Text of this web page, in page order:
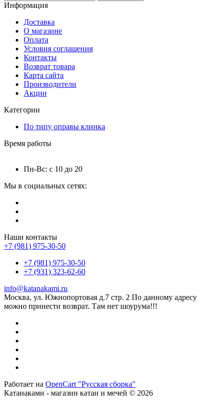
Информация
Доставка
О магазине
Оплата
Условия соглашения
Контакты
Возврат товара
Карта сайта
Производители
Акции
Категории
По типу оправы клинка
Время работы
Пн-Вс: с 10 до 20
Мы в социальных сетях:
Наши контакты
+7 (981) 975-30-50
+7 (981) 975-30-50
+7 (931) 323-62-60
info@katanakami.ru
Москва, ул. Южнопортовая д.7 стр. 2 По данному адресу
можно принести возврат. Там нет шоурума!!!
Работает на OpenCart "Русская сборка"
Катанаками - магазин катан и мечей © 2026